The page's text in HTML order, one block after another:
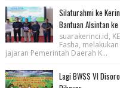
Silaturahmi ke
Bantuan Alsintan
suarakerinci.id,
Fasha,
jajaran Pemerintah Daerah K...
Lagi BWSS VI